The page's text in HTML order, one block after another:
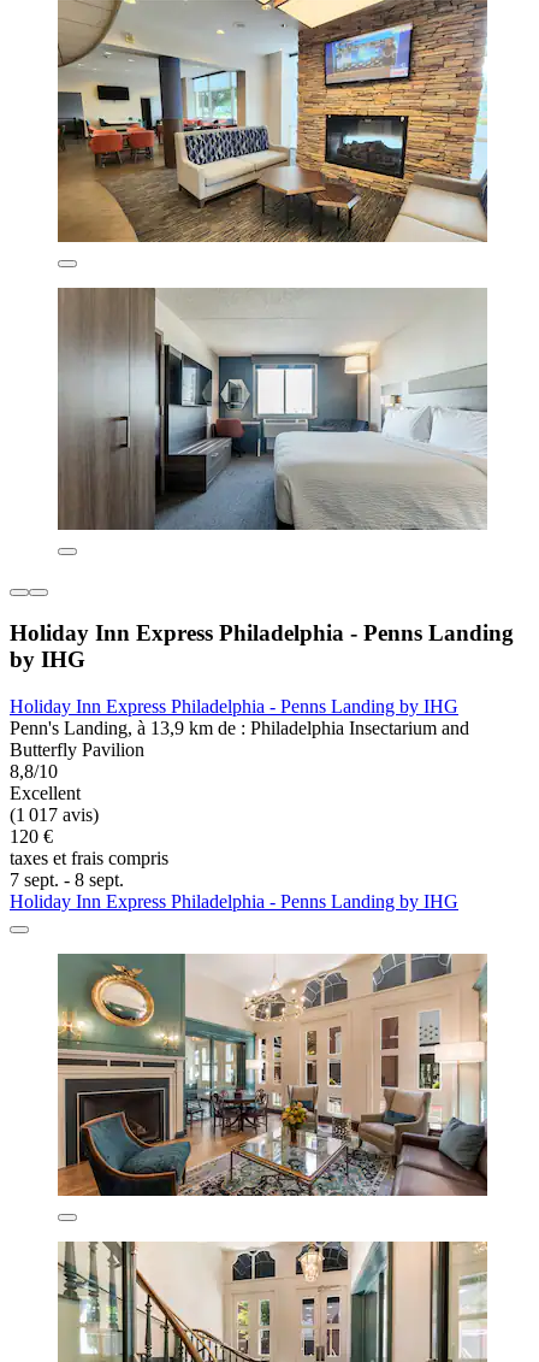
Holiday Inn Express Philadelphia - Penns Landing
by IHG
Holiday Inn Express Philadelphia - Penns Landing by IHG
Penn's Landing, à 13,9 km de : Philadelphia Insectarium and
Butterfly Pavilion
8,8/10
Excellent
(1 017 avis)
120 €
taxes et frais compris
7 sept. - 8 sept.
Holiday Inn Express Philadelphia - Penns Landing by IHG